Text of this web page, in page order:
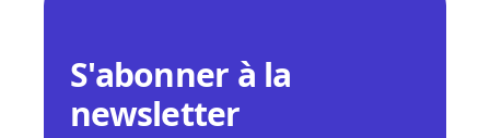
S'abonner à la
newsletter